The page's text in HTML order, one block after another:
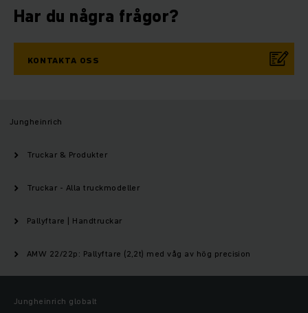
Har du några frågor?
KONTAKTA OSS
Jungheinrich
Truckar & Produkter
Truckar - Alla truckmodeller
Pallyftare | Handtruckar
AMW 22/22p: Pallyftare (2,2t) med våg av hög precision
Jungheinrich globalt